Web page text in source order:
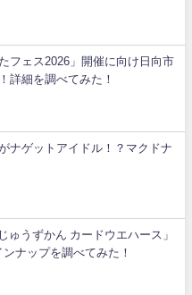
フェス2026」開催に向け日向市
詳細を調べてみた！
ナゲットアイドル！？マクドナ
ゅうずかん カードウエハース」
ナップを調べてみた！